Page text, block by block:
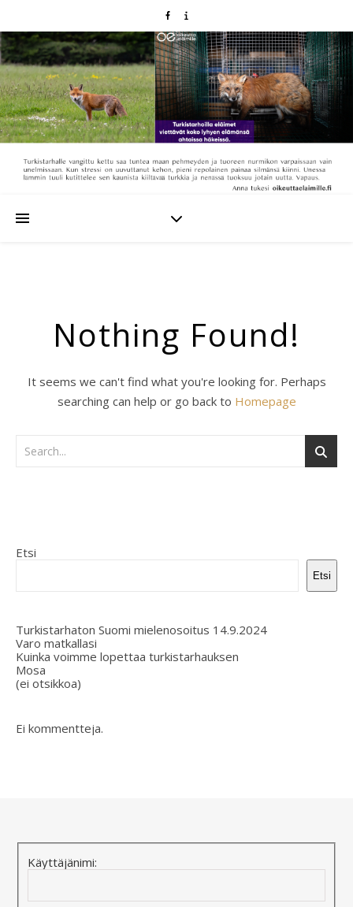
Nothing Found!
It seems we can't find what you're looking for. Perhaps
searching can help or go back to Homepage
Etsi
Etsi
Turkistarhaton Suomi mielenosoitus 14.9.2024
Varo matkallasi
Kuinka voimme lopettaa turkistarhauksen
Mosa
(ei otsikkoa)
Ei kommentteja.
Käyttäjänimi: